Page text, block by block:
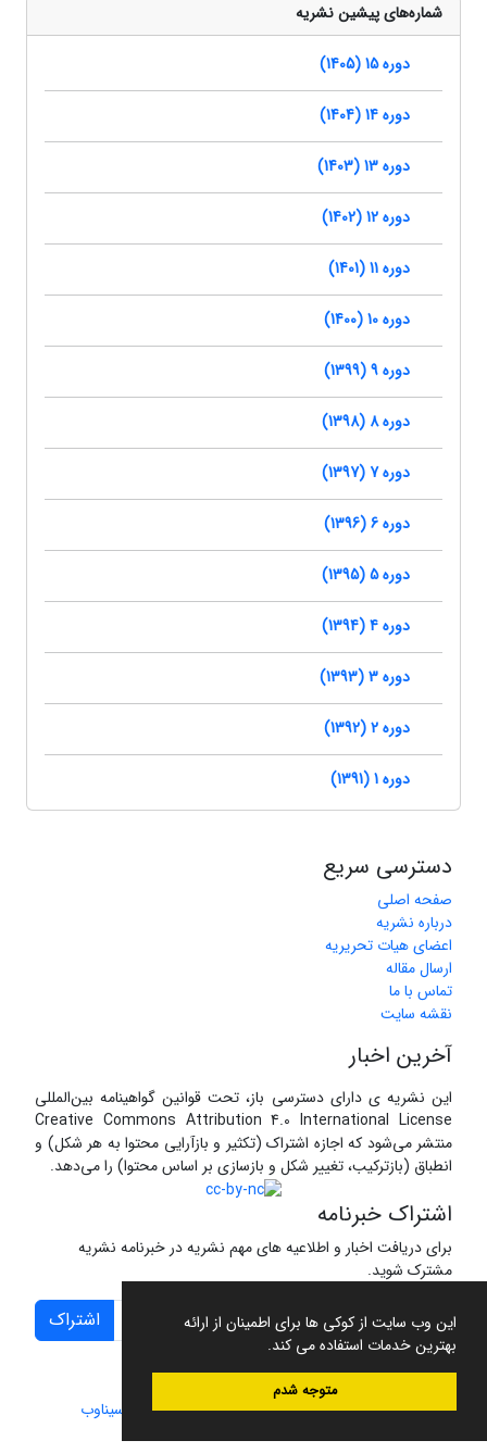
این وب سایت از کوکی ها برای اطمینان از ارائه
بهترین خدمات استفاده می کند.
متوجه شدم
شماره‌های پیشین نشریه
دوره 15 (1405)
دوره 14 (1404)
دوره 13 (1403)
دوره 12 (1402)
دوره 11 (1401)
دوره 10 (1400)
دوره 9 (1399)
دوره 8 (1398)
دوره 7 (1397)
دوره 6 (1396)
دوره 5 (1395)
دوره 4 (1394)
دوره 3 (1393)
دوره 2 (1392)
دوره 1 (1391)
دسترسی سریع
صفحه اصلی
درباره نشریه
اعضای هیات تحریریه
ارسال مقاله
تماس با ما
نقشه سایت
آخرین اخبار
این نشریه ی دارای دسترسی باز، تحت قوانین گواهینامه بین‌المللی
Creative Commons Attribution 4.0 International License
منتشر می‌شود که اجازه اشتراک (تکثیر و بازآرایی محتوا به هر شکل) و
انطباق (بازترکیب، تغییر شکل و بازسازی بر اساس محتوا) را می‌دهد.
اشتراک خبرنامه
برای دریافت اخبار و اطلاعیه های مهم نشریه در خبرنامه نشریه
مشترک شوید.
اشتراک
سامانه مدیریت نشریات علمی.طراحی و پیاده سازی از سیناوب